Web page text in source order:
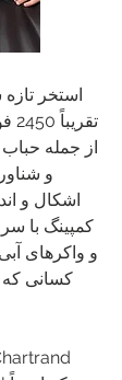
استخر
از جمله
اشکال و
کمپینگ با
و واکرهای
کسانی که